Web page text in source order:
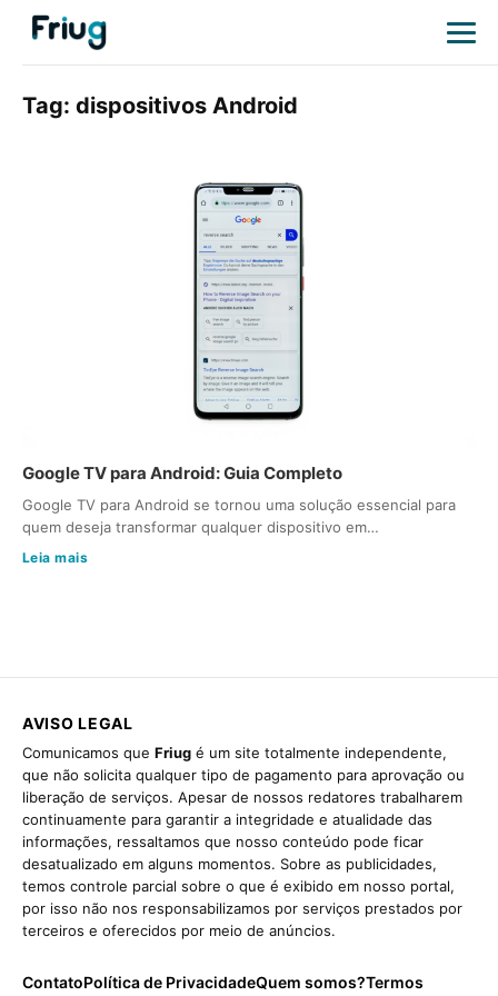
Tag: dispositivos Android
Google TV para Android: Guia Completo
Google TV para Android se tornou uma solução essencial para
quem deseja transformar qualquer dispositivo em…
Leia mais
AVISO LEGAL
Comunicamos que Friug é um site totalmente independente,
que não solicita qualquer tipo de pagamento para aprovação ou
liberação de serviços. Apesar de nossos redatores trabalharem
continuamente para garantir a integridade e atualidade das
informações, ressaltamos que nosso conteúdo pode ficar
desatualizado em alguns momentos. Sobre as publicidades,
temos controle parcial sobre o que é exibido em nosso portal,
por isso não nos responsabilizamos por serviços prestados por
terceiros e oferecidos por meio de anúncios.
ContatoPolítica de PrivacidadeQuem somos?Termos